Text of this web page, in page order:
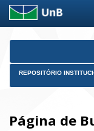
Skip
REPOSITÓRIO
Página de